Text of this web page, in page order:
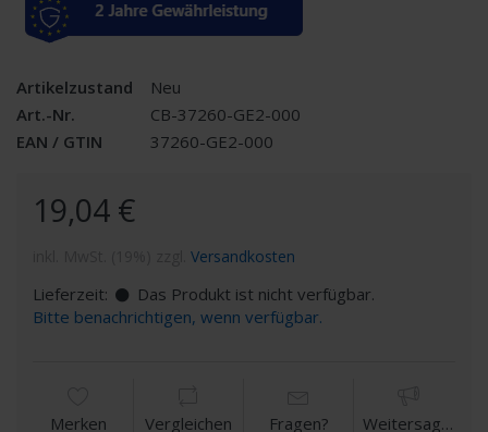
Artikelzustand
Neu
Art.-Nr.
CB-37260-GE2-000
EAN / GTIN
37260-GE2-000
19,04 €
Versandkosten
Lieferzeit:
Das Produkt ist nicht verfügbar.
Bitte benachrichtigen, wenn verfügbar.
Merken Vergleichen Fragen? Weitersagen